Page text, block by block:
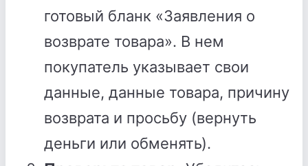
готовый бланк «Заявления о
возврате товара». В нем
покупатель указывает свои
данные, данные товара, причину
возврата и просьбу (вернуть
деньги или обменять).